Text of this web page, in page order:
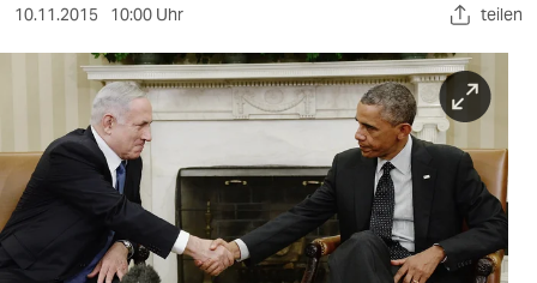
berlin
nord
wahrheit
10.11.2015 10:00 Uhr teilen